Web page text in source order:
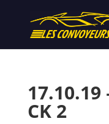
17.10.19
CK 2